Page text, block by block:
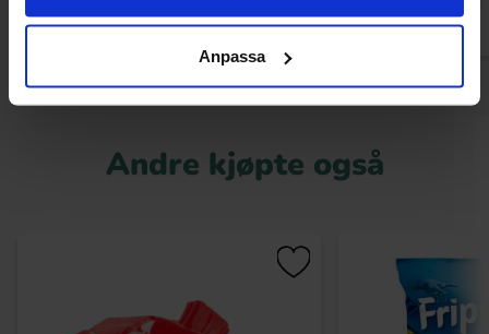
Anpassa
Andre kjøpte også